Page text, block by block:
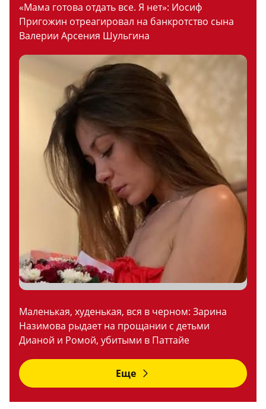
«Мама готова отдать все. Я нет»: Иосиф
Пригожин отреагировал на банкротство сына
Валерии Арсения Шульгина
Маленькая, худенькая, вся в черном: Зарина
Назимова рыдает на прощании с детьми
Дианой и Ромой, убитыми в Паттайе
Еще